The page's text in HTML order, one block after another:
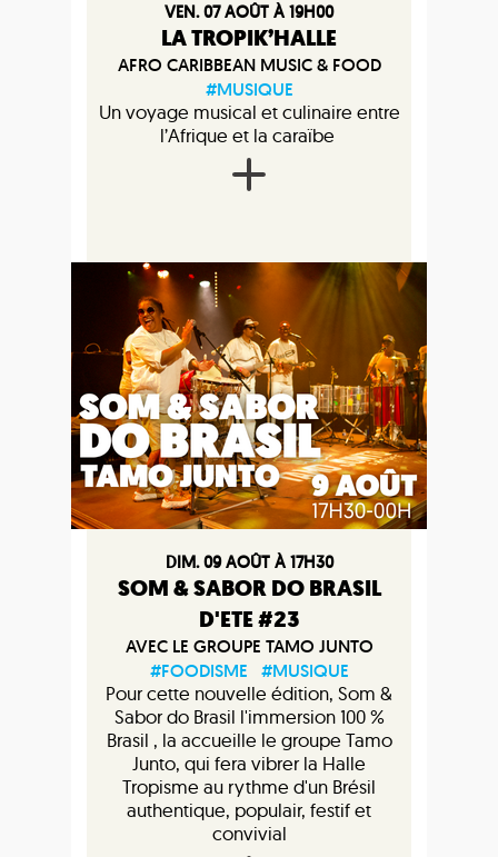
VEN. 07 AOÛT À 19H00
LA TROPIK’HALLE
AFRO CARIBBEAN MUSIC & FOOD
#MUSIQUE
Un voyage musical et culinaire entre
l’Afrique et la caraïbe
DIM. 09 AOÛT À 17H30
SOM & SABOR DO BRASIL
D'ETE #23
AVEC LE GROUPE TAMO JUNTO
#FOODISME
#MUSIQUE
Pour cette nouvelle édition, Som &
Sabor do Brasil l'immersion 100 %
Brasil , la accueille le groupe Tamo
Junto, qui fera vibrer la Halle
Tropisme au rythme d'un Brésil
authentique, populair, festif et
convivial